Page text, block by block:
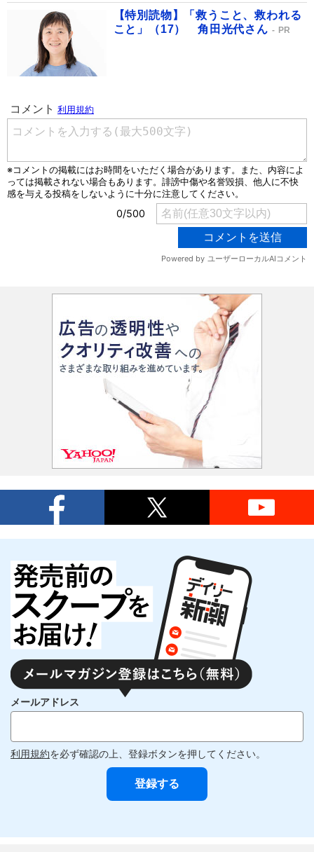
【特別読物】「救うこと、救われる
こと」（17） 角田光代さん
PR
メールアドレス
利用規約を必ず確認の上、登録ボタンを押してください。